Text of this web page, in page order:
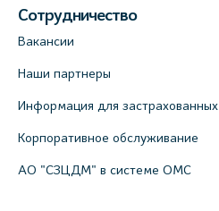
Сотрудничество
Вакансии
Наши партнеры
Информация для застрахованных
Корпоративное обслуживание
АО "СЗЦДМ" в системе ОМС